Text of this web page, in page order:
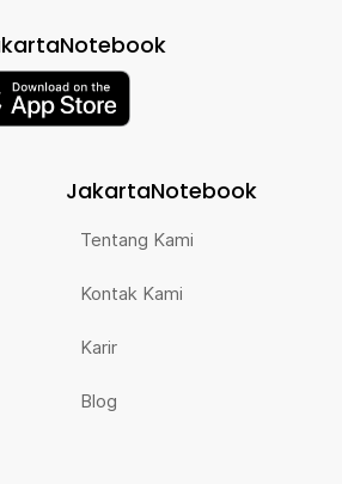
JakartaNotebook
Tentang Kami
Kontak Kami
Karir
Blog